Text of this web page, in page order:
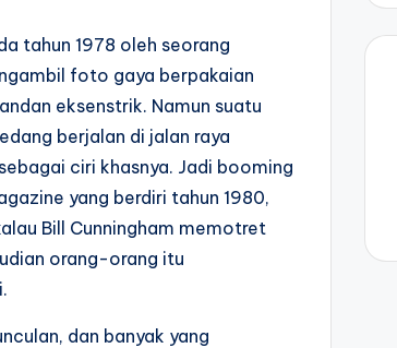
tahun 1978 oleh seorang
foto gaya berpakaian
eksenstrik. Namun suatu
berjalan di jalan raya
ciri khasnya. Jadi booming
yang berdiri tahun 1980,
Bill Cunningham memotret
orang-orang itu
dan banyak yang